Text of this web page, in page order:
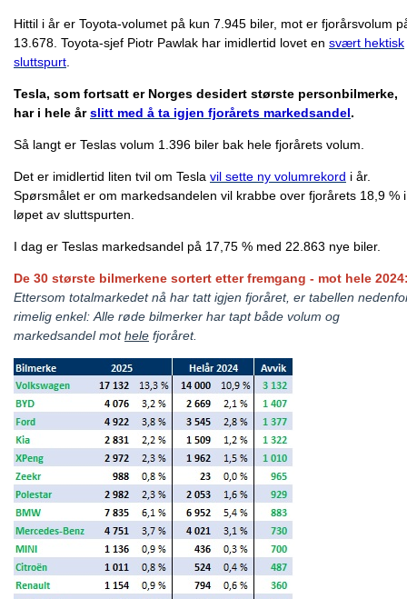
Hittil i år er Toyota-volumet på kun 7.945 biler, mot er fjorårsvolum
13.678. Toyota-sjef Piotr Pawlak har imidlertid lovet en svært hektisk
sluttspurt
Tesla, som fortsatt er Norges desidert største personbilmerke,
har i hele årslitt med å ta igjen fjorårets markedsandel.
Så langt er Teslas volum 1.396 biler bak hele fjorårets volum.
Det er imidlertid liten tvil om Tesla vil sette ny volumrekord i år.
Spørsmålet er om markedsandelen vil krabbe over fjorårets 18,9 % i
løpet av sluttspurten.
I dag er Teslas markedsandel på 17,75 % med 22.863 nye biler.
De 30 største bilmerkene sortert etter fremgang - mot hele
Ettersom totalmarkedet nå har tatt igjen fjoråret, er tabellen
rimelig enkel: Alle røde bilmerker har tapt både volum og
markedsandel mothele fjoråret.